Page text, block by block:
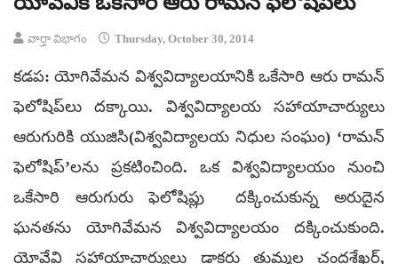
వార్తా విభాగం Thursday, October 30, 2014
కడప: యోగివేమన విశ్వవిద్యాలయానికి ఒకేసారి ఆరు రామన్
ఫెలోషిప్‌లు దక్కాయి. విశ్వవిద్యాలయ సహాయాచార్యులు
ఆరుగురికి యుజిసి(విశ్వవిద్యాలయ నిధుల సంఘం) ‘రామన్
ఫెలోషిప్’లను ప్రకటించింది. ఒక విశ్వవిద్యాలయం నుంచి
ఒకేసారి ఆరుగురు ఫెలోషిప్లు దక్కించుకున్న అరుదైన
ఘనతను యోగివేమన విశ్వవిద్యాలయం దక్కించుకుంది.
యోవేవి సహాయాచార్యులు డాక్టరు తుమ్మల చంద్రశేఖర్,